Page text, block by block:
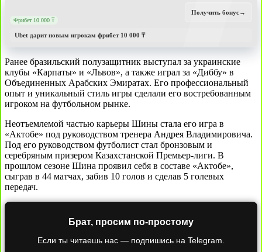
Фрибет 10 000 ₸
Ubet дарит новым игрокам фрибет 10 000 ₸
Получить бонус→
Ранее бразильский полузащитник выступал за украинские
клубы «Карпаты» и «Львов», а также играл за «Диббу» в
Объединенных Арабских Эмиратах. Его профессиональный
опыт и уникальный стиль игры сделали его востребованным
игроком на футбольном рынке.
Неотъемлемой частью карьеры Шины стала его игра в
«Актобе» под руководством тренера Андрея Владимировича.
Под его руководством футболист стал бронзовым и
серебряным призером Казахстанской Премьер-лиги. В
прошлом сезоне Шина проявил себя в составе «Актобе»,
сыграв в 44 матчах, забив 10 голов и сделав 5 голевых
передач.
Брат, просим по-простому
Если ты читаешь нас — подпишись на Telegram.